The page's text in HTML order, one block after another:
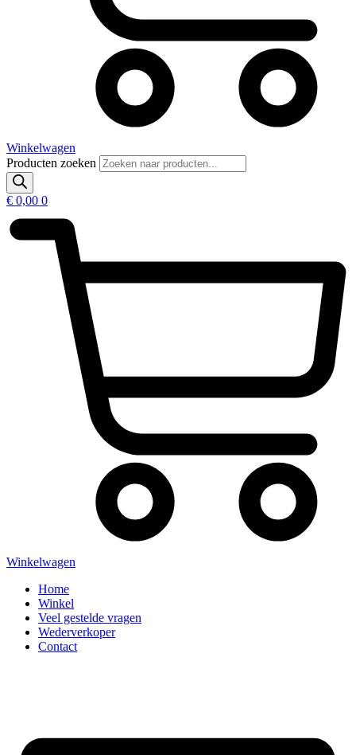
Winkelwagen
Producten zoeken
€ 0,00 0
Winkelwagen
Home
Winkel
Veel gestelde vragen
Wederverkoper
Contact